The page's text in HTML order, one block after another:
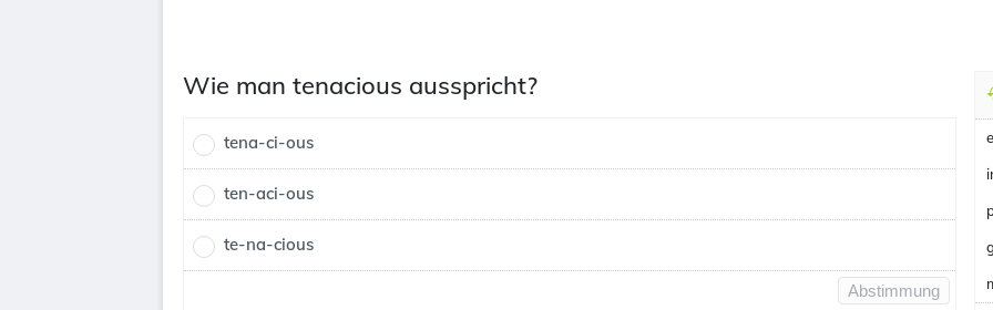
Wie man tenacious ausspricht?
tena-ci-ous
ten-aci-ous
te-na-cious
Abstimmung